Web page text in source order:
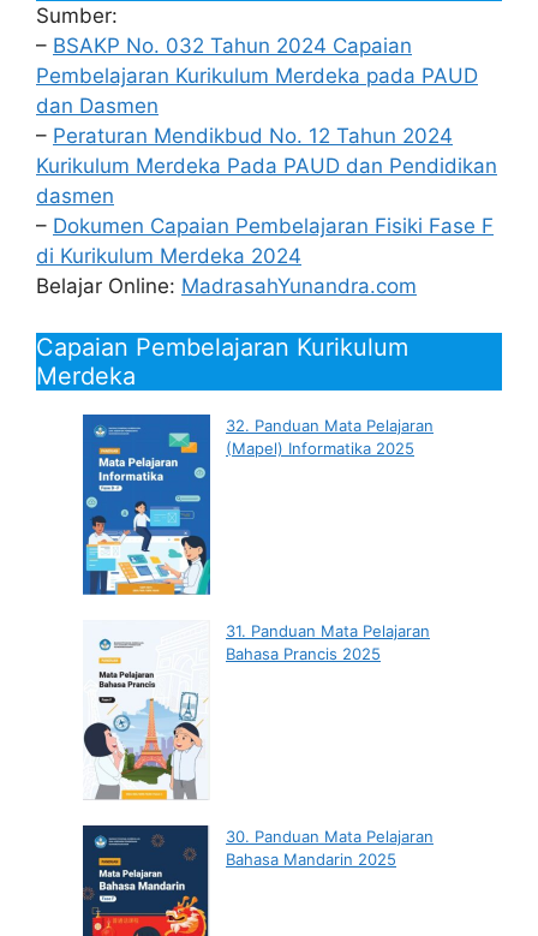
Sumber:
– BSAKP No. 032 Tahun 2024 Capaian
Pembelajaran Kurikulum Merdeka pada PAUD
dan Dasmen
– Peraturan Mendikbud No. 12 Tahun 2024
Kurikulum Merdeka Pada PAUD dan Pendidikan
dasmen
– Dokumen Capaian Pembelajaran Fisiki Fase F
di Kurikulum Merdeka 2024
Belajar Online: MadrasahYunandra.com
Capaian Pembelajaran Kurikulum
Merdeka
32. Panduan Mata Pelajaran
(Mapel) Informatika 2025
31. Panduan Mata Pelajaran
Bahasa Prancis 2025
30. Panduan Mata Pelajaran
Bahasa Mandarin 2025